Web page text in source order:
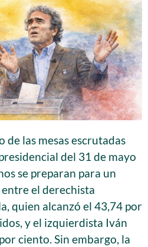
de las mesas escrutadas
del 31 de mayo
se preparan para un
el derechista
quien alcanzó el 43,74 por
y el izquierdista Iván
ciento. Sin embargo, la